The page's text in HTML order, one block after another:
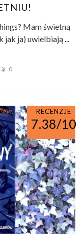
Mam świetną
ja) uwielbiają ...
0
RECENZJE
7.38/10